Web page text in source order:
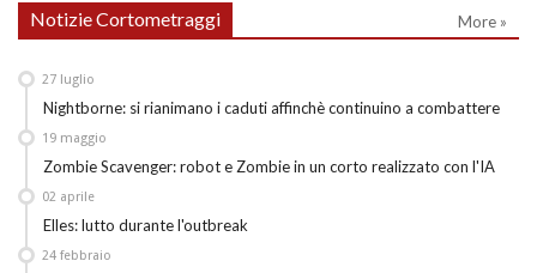
Notizie Cortometraggi More »
Nightborne: si rianimano i caduti affinchè continuino a combattere
27 luglio
Zombie Scavenger: robot e Zombie in un corto realizzato con l'IA
19 maggio
Elles: lutto durante l'outbreak
02 aprile
24 febbraio